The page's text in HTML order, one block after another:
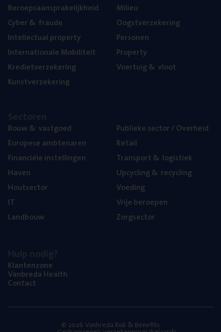
Beroeps­aan­spra­ke­lijk­heid
Cyber& fraude
Intel­lec­tu­al property
Inter­na­ti­o­na­le Mobiliteit
Kre­diet­ver­ze­ke­ring
Kunst­ver­ze­ke­ring
Mili­eu
Oogst­ver­ze­ke­ring
Per­so­nen
Pro­per­ty
Voer­tuig& vloot
Bouw& vastgoed
Euro­pe­se ambtenaren
Finan­ci­ë­le instellingen
Haven
Hout­sec­tor
IT
Land­bouw
Publie­ke sec­tor / Overheid
Retail
Trans­port& logistiek
Upcy­cling& recycling
Voe­ding
Vrije beroe­pen
Zorg­sec­tor
Klan­ten­zo­ne
Van­b­re­da Health
Con­tact
© 2026 Vanbreda Risk & Benefits